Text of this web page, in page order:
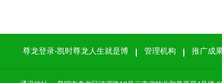
尊龙登录-凯时尊龙人生就是博 管理机构 推广成